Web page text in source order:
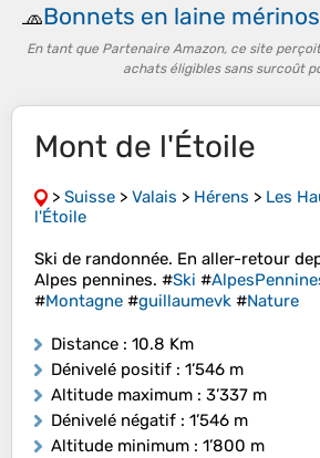
🧢Bonnets en laine mérinos
En tant que Partenaire Amazon, ce site
achats éligibles sans surcoût
Mont de l'Étoile
> Suisse > Valais > Hérens > Les
l'Étoile
Ski de randonnée. En aller-retour
Alpes pennines. #Ski #
#Montagne #guillaumevk #Nature
Distance : 10.8 Km
Dénivelé positif : 1’546 m
Altitude maximum : 3’337 m
Dénivelé négatif : 1’546 m
Altitude minimum : 1’800 m